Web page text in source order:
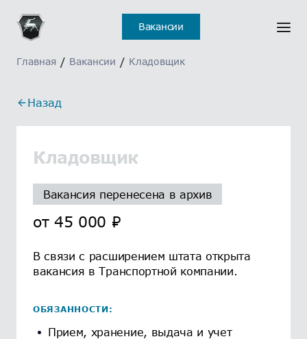
Вакансии
Главная / Вакансии / Кладовщик
Назад
Кладовщик
Вакансия перенесена в архив
от45 000 ₽
В связи с расширением штата открыта
вакансия в Транспортной компании.
ОБЯЗАННОСТИ:
Прием, хранение, выдача и учет